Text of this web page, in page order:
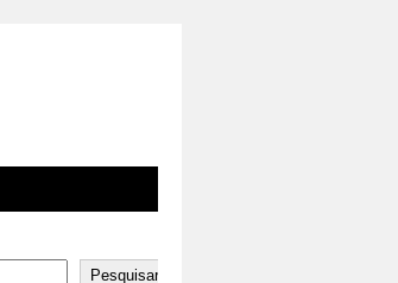
Pesquisar